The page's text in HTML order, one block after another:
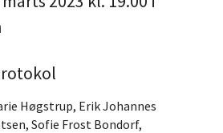
Høgstrup, Erik Johannes
Sofie Frost Bondorf,